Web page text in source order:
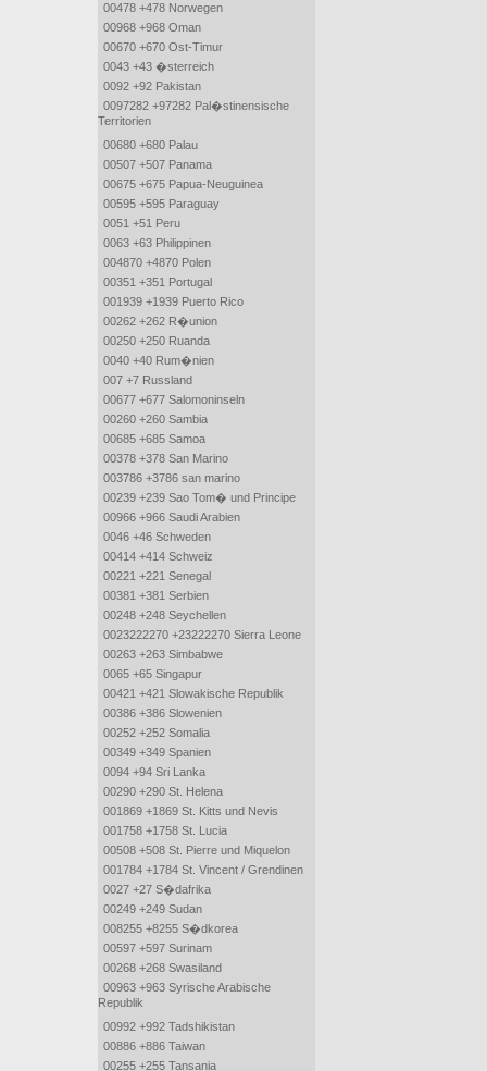
00478 +478 Norwegen
00968 +968 Oman
00670 +670 Ost-Timur
0043 +43 �sterreich
0092 +92 Pakistan
0097282 +97282 Pal�stinensische
Territorien
00680 +680 Palau
00507 +507 Panama
00675 +675 Papua-Neuguinea
00595 +595 Paraguay
0051 +51 Peru
0063 +63 Philippinen
004870 +4870 Polen
00351 +351 Portugal
001939 +1939 Puerto Rico
00262 +262 R�union
00250 +250 Ruanda
0040 +40 Rum�nien
007 +7 Russland
00677 +677 Salomoninseln
00260 +260 Sambia
00685 +685 Samoa
00378 +378 San Marino
003786 +3786 san marino
00239 +239 Sao Tom� und Principe
00966 +966 Saudi Arabien
0046 +46 Schweden
00414 +414 Schweiz
00221 +221 Senegal
00381 +381 Serbien
00248 +248 Seychellen
0023222270 +23222270 Sierra Leone
00263 +263 Simbabwe
0065 +65 Singapur
00421 +421 Slowakische Republik
00386 +386 Slowenien
00252 +252 Somalia
00349 +349 Spanien
0094 +94 Sri Lanka
00290 +290 St. Helena
001869 +1869 St. Kitts und Nevis
001758 +1758 St. Lucia
00508 +508 St. Pierre und Miquelon
001784 +1784 St. Vincent / Grendinen
0027 +27 S�dafrika
00249 +249 Sudan
008255 +8255 S�dkorea
00597 +597 Surinam
00268 +268 Swasiland
00963 +963 Syrische Arabische
Republik
00992 +992 Tadshikistan
00886 +886 Taiwan
00255 +255 Tansania